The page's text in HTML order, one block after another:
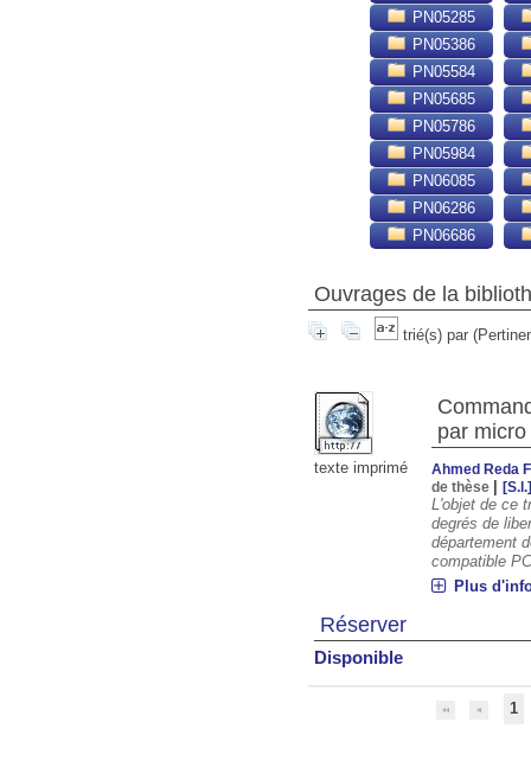
PN05285
PN05386
PN05584
PN05685
PN05786
PN05984
PN06085
PN06286
PN06686
Ouvrages de la
trié(s) par
texte imprimé
par
Ahmed Reda
de thèse
|
L'objet de ce
degrés de
département
compatible
Plus
Réserver
Disponible
1